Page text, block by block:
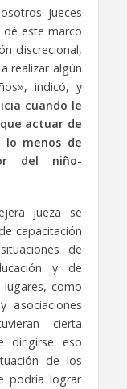
jueces
este marco
discrecional,
realizar algún
indicó, y
cuando le
actuar de
menos de
del niño-
jueza se
capacitación
de
y de
lugares, como
asociaciones
cierta
dirigirse eso
de los
podría lograr